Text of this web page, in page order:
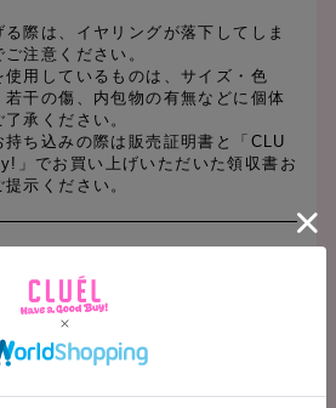
際は、イヤリングが落下してしま
注意ください。
用しているものは、サイズ・色
干の傷、内包物の有無などに個体
承ください。
ち込みの際は販売証明書と「CLU
」でお買い上げいただいた領収書お
示ください。